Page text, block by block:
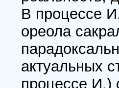
В процессе
ореола
актуальных
процессе И.)